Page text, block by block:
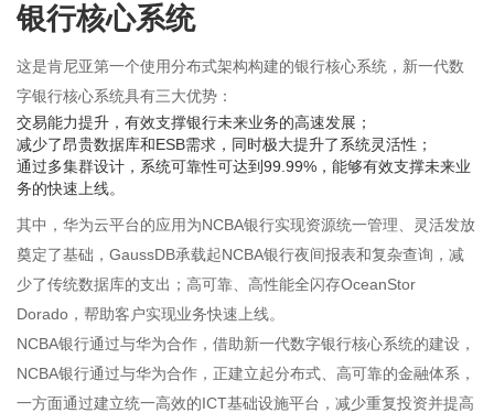
银行核心系统
这是肯尼亚第一个使用分布式架构构建的银行核心系统，新一代数
字银行核心系统具有三大优势：
交易能力提升，有效支撑银行未来业务的高速发展；
减少了昂贵数据库和ESB需求，同时极大提升了系统灵活性；
通过多集群设计，系统可靠性可达到99.99%，能够有效支撑未来业
务的快速上线。
其中，华为云平台的应用为NCBA银行实现资源统一管理、灵活发放
奠定了基础，GaussDB承载起NCBA银行夜间报表和复杂查询，减
少了传统数据库的支出；高可靠、高性能全闪存OceanStor
Dorado，帮助客户实现业务快速上线。
NCBA银行通过与华为合作，借助新一代数字银行核心系统的建设，
NCBA银行通过与华为合作，正建立起分布式、高可靠的金融体系，
一方面通过建立统一高效的ICT基础设施平台，减少重复投资并提高